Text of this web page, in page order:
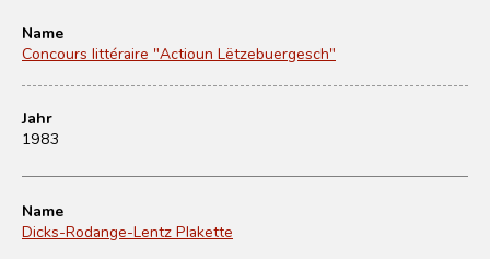
Name
Concours littéraire "Actioun Lëtzebuergesch"
Jahr
1983
Name
Dicks-Rodange-Lentz Plakette